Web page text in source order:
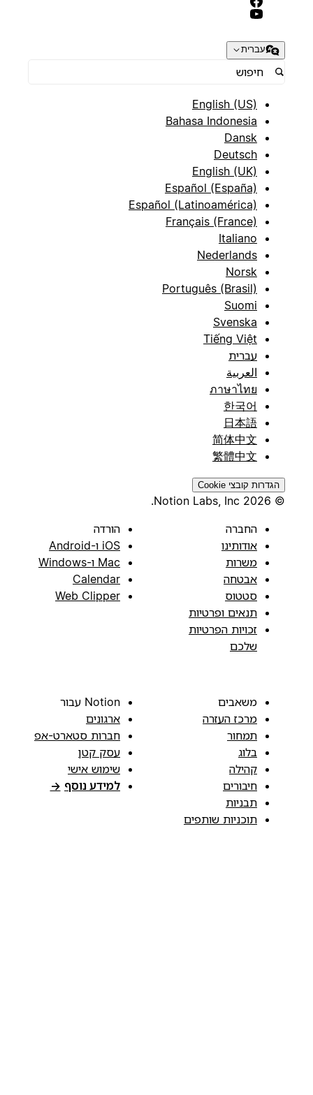
עברית
English (US)
Bahasa Indonesia
Dansk
Deutsch
English (UK)
Español (España)
Español (Latinoamérica)
Français (France)
Italiano
Nederlands
Norsk
Português (Brasil)
Suomi
Svenska
Tiếng Việt
עברית
العربية
ภาษาไทย
한국어
日本語
简体中文
繁體中文
הגדרות קובצי Cookie
החברה
אודותינו
משרות
אבטחה
סטטוס
תנאים ופרטיות
זכויות הפרטיות
שלכם
הורדה
iOS ו-Android
Mac ו-Windows
Calendar
Web Clipper
משאבים
מרכז העזרה
תמחור
בלוג
קהילה
חיבורים
תבניות
תוכניות שותפים
Notion עבור
ארגונים
חברות סטארט-אפ
עסק קטן
שימוש אישי
למידע נוסף →